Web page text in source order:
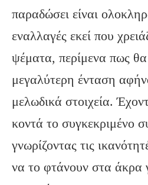
παραδώσει είναι
εναλλαγές εκεί που
ψέματα, περίμενα πως
μεγαλύτερη ένταση
μελωδικά στοιχεία.
κοντά το συγκεκριμένο
γνωρίζοντας τις
να το φτάνουν στα άκρα